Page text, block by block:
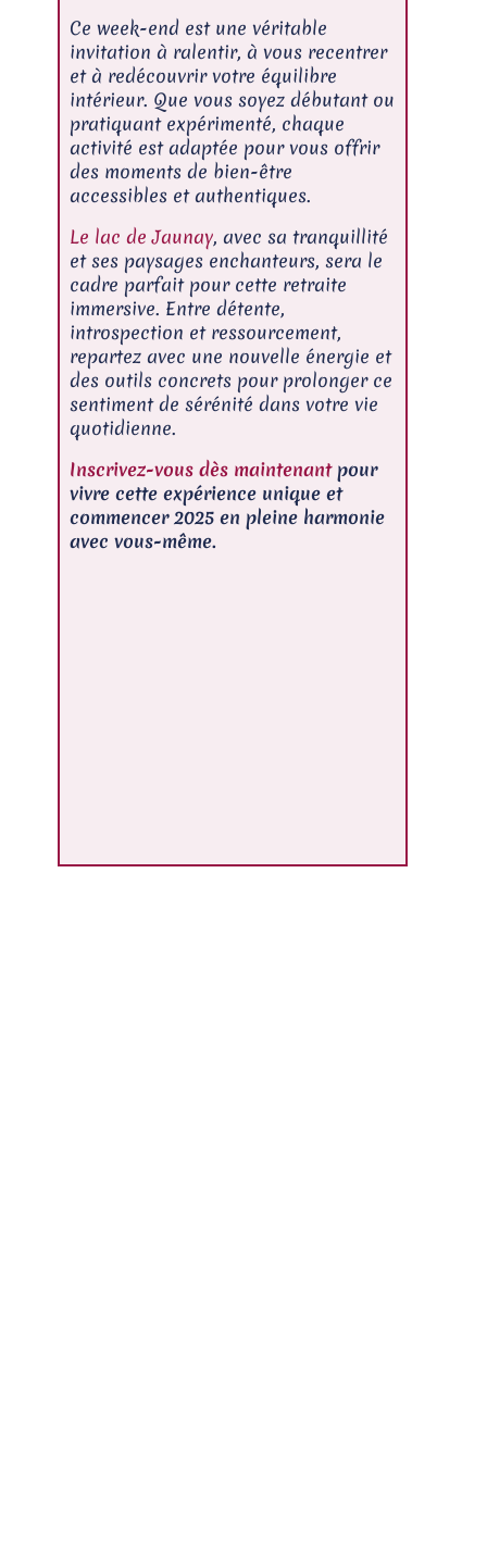
Ce week-end est une véritable
invitation à ralentir, à vous recentrer
et à redécouvrir votre équilibre
intérieur. Que vous soyez débutant ou
pratiquant expérimenté, chaque
activité est adaptée pour vous offrir
des moments de bien-être
accessibles et authentiques.
Le lac de Jaunay, avec sa tranquillité
et ses paysages enchanteurs, sera le
cadre parfait pour cette retraite
immersive. Entre détente,
introspection et ressourcement,
repartez avec une nouvelle énergie et
des outils concrets pour prolonger ce
sentiment de sérénité dans votre vie
quotidienne.
Inscrivez-vous dès maintenantpour
vivre cette expérience unique et
commencer 2025 en pleine harmonie
avec vous-même.